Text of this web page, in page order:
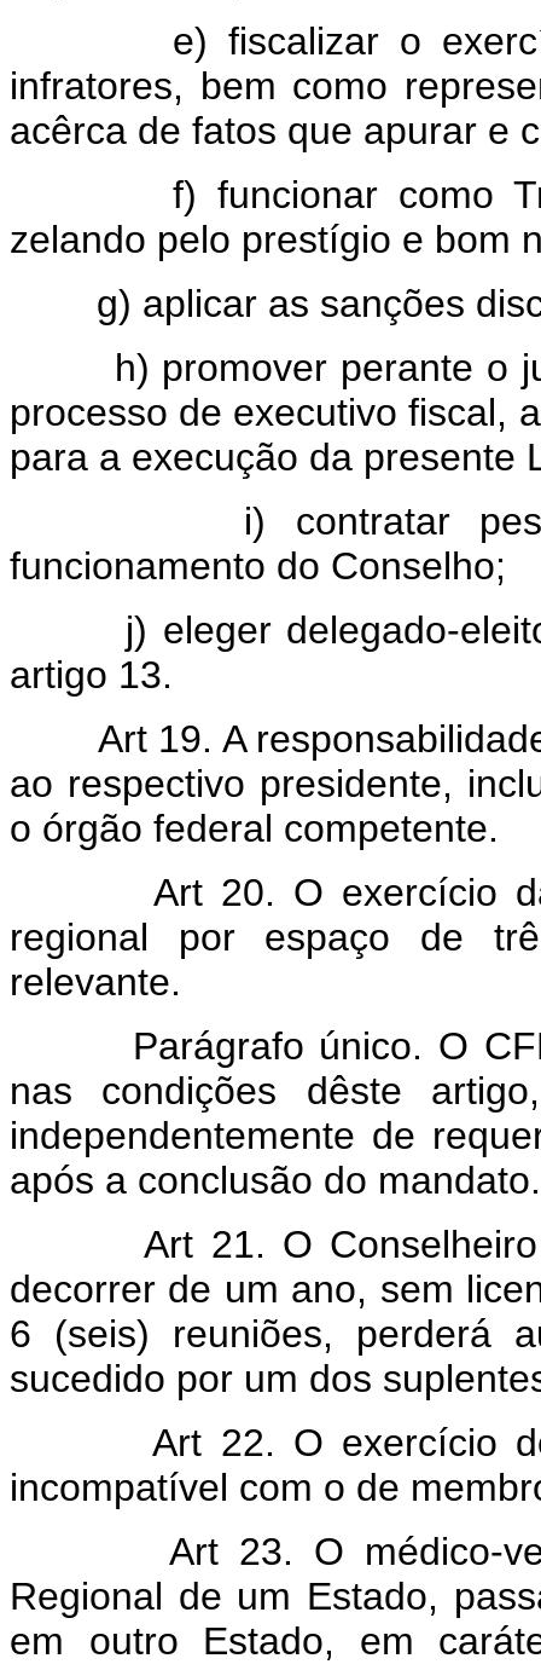
e) fiscalizar o
infratores, bem como
acêrca de fatos que apurar e
f) funcionar como
zelando pelo prestígio e bom
g) aplicar as sanções
h) promover perante o
processo de executivo fiscal,
para a execução da presente
i) contratar
funcionamento do Conselho;
j) eleger delegado-
artigo 13.
Art 19. A
ao respectivo presidente,
o órgão federal competente.
Art 20. O exercício da
regional por espaço de
relevante.
Parágrafo único. O
nas condições dêste
independentemente de
após a conclusão do mandato.
Art 21. O Conselheiro
decorrer de um ano, sem
6 (seis) reuniões, perderá
sucedido por um dos
Art 22. O exercício do
incompatível com o de
Art 23. O médico-
Regional de um Estado,
em outro Estado, em